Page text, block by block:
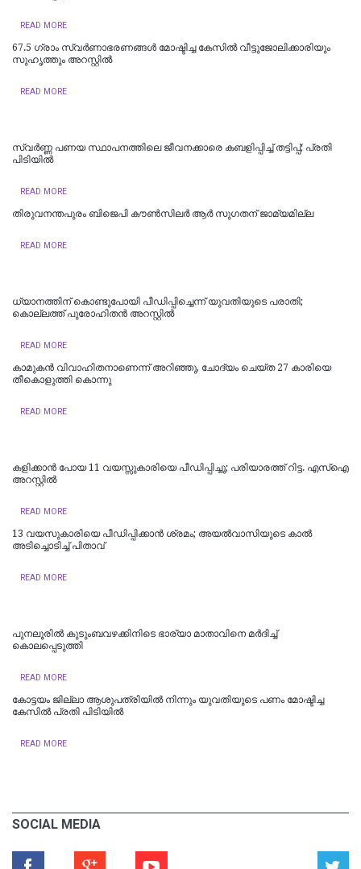
READ MORE
67.5 ഗ്രാം സ്വർണാഭരണങ്ങൾ മോഷ്ടിച്ച കേസിൽ വീട്ടുജോലിക്കാരിയും
സുഹൃത്തും അറസ്റ്റിൽ
READ MORE
സ്വർണ്ണ പണയ സ്ഥാപനത്തിലെ ജീവനക്കാരെ കബളിപ്പിച്ച് തട്ടിപ്പ്; പ്രതി
പിടിയില്‍
READ MORE
തിരുവനന്തപുരം ബിജെപി കൗൺസിലർ ആർ സുഗതന് ജാമ്യമില്ല
READ MORE
ധ്യാനത്തിന് കൊണ്ടുപോയി പീഡിപ്പിച്ചെന്ന് യുവതിയുടെ പരാതി;
കൊല്ലത്ത് പുരോഹിതന്‍ അറസ്റ്റില്‍
READ MORE
കാമുകൻ വിവാഹിതനാണെന്ന് അറിഞ്ഞു, ചോദ്യം ചെയ്ത 27 കാരിയെ
തീകൊളുത്തി കൊന്നു
READ MORE
കളിക്കാൻ പോയ 11 വയസ്സുകാരിയെ പീഡിപ്പിച്ചു; പരിയാരത്ത് റിട്ട. എസ്ഐ
അറസ്റ്റിൽ
READ MORE
13 വയസുകാരിയെ പീഡിപ്പിക്കാൻ ശ്രമം; അയല്‍വാസിയുടെ കാല്‍
അടിച്ചൊടിച്ച് പിതാവ്
READ MORE
പുനലൂരിൽ കുടുംബവഴക്കിനിടെ ഭാര്യാ മാതാവിനെ മർദിച്ച്
കൊലപ്പെടുത്തി
READ MORE
കോട്ടയം ജില്ലാ ആശുപത്രിയിൽ നിന്നും യുവതിയുടെ പണം മോഷ്ടിച്ച
കേസിൽ പ്രതി പിടിയിൽ
READ MORE
SOCIAL MEDIA